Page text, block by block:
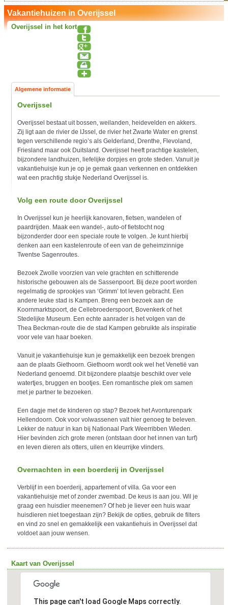
Vakantiehuizen in Overijssel
Overijssel in het kort
Algemene informatie
Overijssel
Overijssel bestaat uit bossen, weilanden, heidevelden en akkers.
Zij ligt aan de rivier de IJssel, de rivier het Zwarte Water en grenst
tegen verschillende regio’s als Gelderland, Drenthe, Flevoland,
Friesland maar ook Duitsland. Overijssel heeft prachtige kastelen,
bijzondere landhuizen, liefelijke dorpjes en grote steden. Vanuit je
vakantiehuisje kun je op je gemak gaan verkennen en ontdekken
wat een prachtig stukje Nederland Overijssel is.
Volg een route door Overijssel
In Overijssel kun je heerlijk kanovaren, fietsen, wandelen of
paardrijden. Maak een wandel-, auto-of fietstocht nog
bijzonderder door een speciale route te volgen. Je kunt hierbij
denken aan een kastelenroute of een van de geheimzinnige
Twentse Sagenroutes.
Bezoek Zwolle voorzien van vele grachten en schitterende
historische gebouwen als de Sassenpoort. Bij deze poort worden
regelmatig de sprookjes van ‘Grimm’ tot leven gebracht. Een
andere leuke stad is Kampen. Breng een bezoek aan de
Koornmarktspoort, de Cellebroederspoort, Bovenkerk of het
Stedelijke Museum. Een echte aanrader is het volgen van de
Thea Beckman-route die de stad Kampen gebruikte als inspiratie
voor vele van haar boeken.
Vanuit je vakantiehuisje kun je gemakkelijk een bezoek brengen
aan de plaats Giethoorn. Giethoorn wordt ook wel het Venetië van
Nederland genoemd. Dit bijzondere plaatsje beschikt over vele
watertjes, bruggen en bootjes. Een romantische plek om samen
met je partner te bezoeken.
Een dagje met de kinderen op stap? Bezoek het Avonturenpark
Hellendoorn. Ook voor volwassenen valt hier genoeg te beleven.
Lekker de natuur in kan bij Nationaal Park Weerribben Wieden.
Hier bevinden zich grote meren (ontstaan door het innen van turf)
en leven dieren als otters, uilen en kleurrijke vlinders.
Overnachten in een boerderij in Overijssel
Verblijf in een boerderij, appartement of villa. Ga voor een
vakantiehuisje met of zonder zwembad. De keus is aan jou. Wil je
graag een huisdier meenemen? Of heb je liever een huis waar
huisdieren niet toegestaan zijn? Bekijk de opties, gebruik de filters
en vind zo snel en gemakkelijk een vakantiehuis in Overijssel dat
voldoet aan jouw wensen.
Kaart van Overijssel
This page can't load Google Maps correctly.